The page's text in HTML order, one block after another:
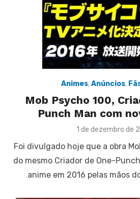
Animes,Anúncios,
Mob Psycho 100,
Punch Man com
Posted
1 de dezembro de
Foi divulgado hoje que a obra
do mesmo Criador de One-
anime em 2016 pelas mãos